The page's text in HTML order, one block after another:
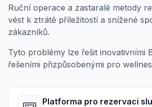
Ruční operace a zastaralé metody
vést k ztrátě příležitostí a snížené
zákazníků.
Tyto problémy lze řešit inovativními
řešeními přizpůsobenými pro
Platforma pro rezervaci